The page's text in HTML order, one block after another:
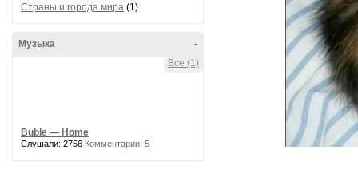
Страны и города мира (1)
-
Музыка
Все (1)
Buble — Home
Слушали: 2756 Комментарии: 5